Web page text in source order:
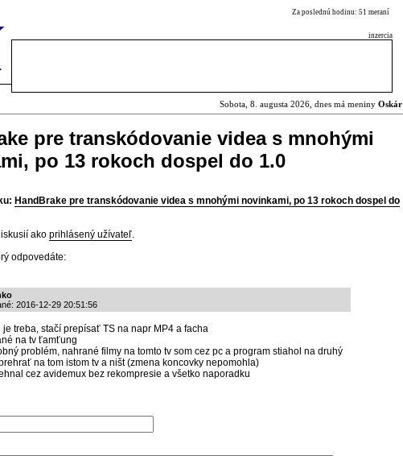
Za poslednú hodinu: 51 meraní
inzercia
Sobota, 8. augusta 2026, dnes má meniny Oskár
pre transkódovanie videa s mnohými
po 13 rokoch dospel do 1.0
HandBrake pre transkódovanie videa s mnohými novinkami, po 13 rokoch dospel do
ako prihlásený užívateľ.
odpovedáte:
2016-12-29 20:51:56
je treba, stačí prepísať TS na napr MP4 a facha
na tv ťamťung
problém, nahrané filmy na tomto tv som cez pc a program stiahol na druhý
na tom istom tv a ništ (zmena koncovky nepomohla)
cez avidemux bez rekompresie a všetko naporadku